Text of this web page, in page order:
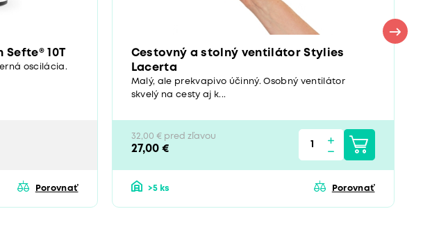
10T
oscilácia.
Porovnať
Cestovný a stolný ventilátor Stylies
Lacerta
Malý, ale prekvapivo účinný. Osobný ventilátor
skvelý na cesty aj k...
32,00 € pred zľavou
27,00 €
>5 ks Porovnať